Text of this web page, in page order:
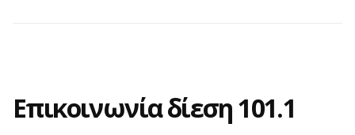
Επικοινωνία δίεση 101.1